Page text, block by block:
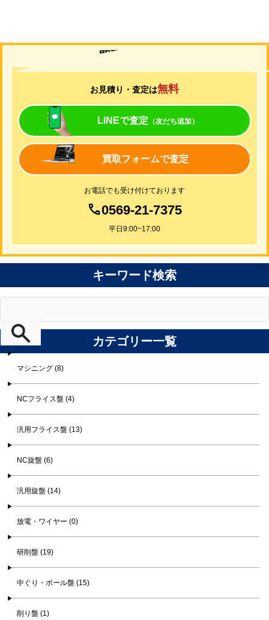
買取について
お見積り・査定は無料
LINEで査定 （友だち追加）
買取フォームで査定
お電話でも受け付けております
0569-21-7375
平日9:00~17:00
キーワード検索
カテゴリー一覧
マシニング (8)
NCフライス盤 (4)
汎用フライス盤 (13)
NC旋盤 (6)
汎用旋盤 (14)
放電・ワイヤー (0)
研削盤 (19)
中ぐり・ボール盤 (15)
削り盤 (1)